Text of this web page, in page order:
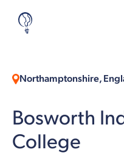
Northamptonshire,
Bosworth
College